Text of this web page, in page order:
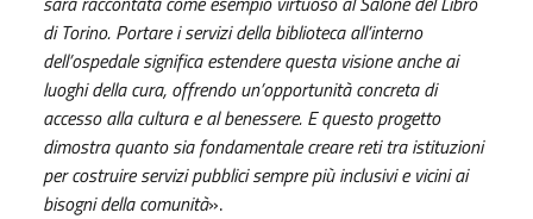
di Torino. Portare i servizi della biblioteca all’interno
dell’ospedale significa estendere questa visione anche ai
luoghi della cura, offrendo un’opportunità concreta di
accesso alla cultura e al benessere. E questo progetto
dimostra quanto sia fondamentale creare reti tra istituzioni
per costruire servizi pubblici sempre più inclusivi e vicini ai
bisogni della comunità».